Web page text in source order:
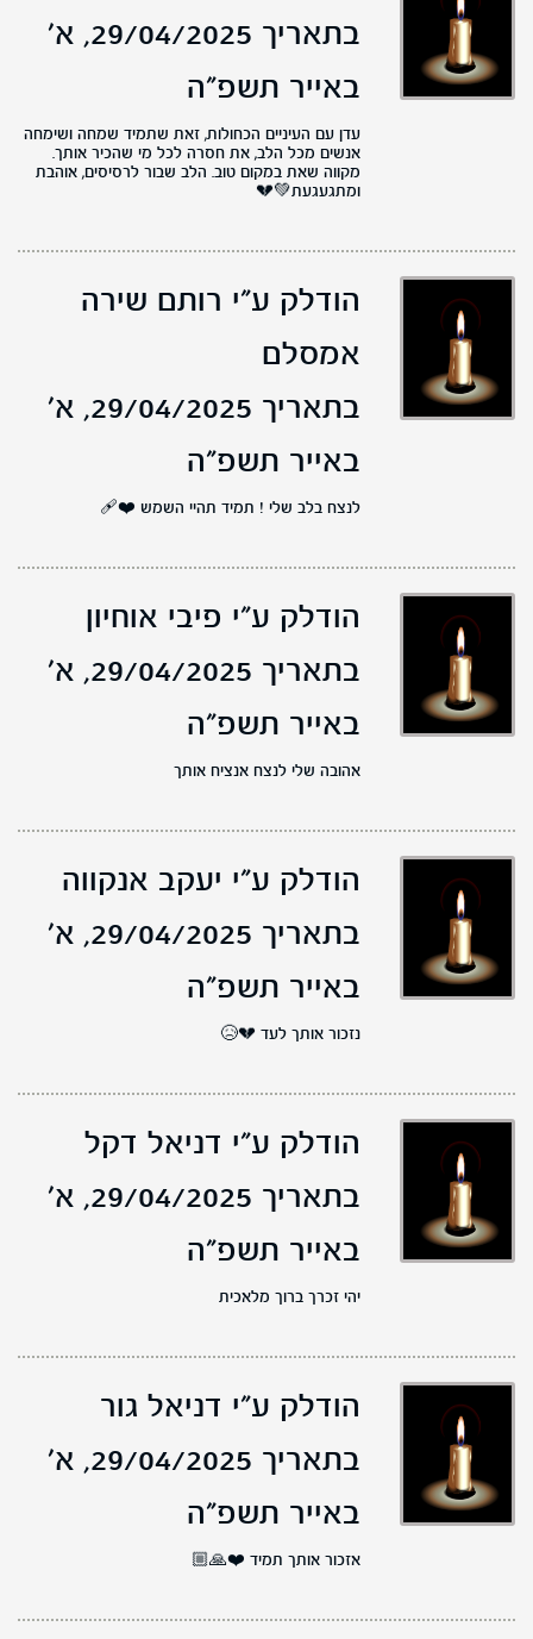
בתאריך 29/04/2025,
א'
באייר תשפ"ה
עדן עם העיניים הכחולות, זאת שתמיד שמחה ושימחה
אנשים מכל הלב, את חסרה לכל מי שהכיר אותך.
מקווה שאת במקום טוב. הלב שבור לרסיסים, אוהבת
ומתגעגעת💚💔
הודלק ע"י רותם שירה
אמסלם
בתאריך 29/04/2025,
א'
באייר תשפ"ה
לנצח בלב שלי ! תמיד תהיי השמש ❤️‍🩹
הודלק ע"י פיבי אוחיון
בתאריך 29/04/2025,
א'
באייר תשפ"ה
אהובה שלי לנצח אנציח אותך
הודלק ע"י יעקב אנקווה
בתאריך 29/04/2025,
א'
באייר תשפ"ה
נזכור אותך לעד 💔😥
הודלק ע"י דניאל דקל
בתאריך 29/04/2025,
א'
באייר תשפ"ה
יהי זכרך ברוך מלאכית
הודלק ע"י דניאל גור
בתאריך 29/04/2025,
א'
באייר תשפ"ה
אזכור אותך תמיד ❤️🙏🏼